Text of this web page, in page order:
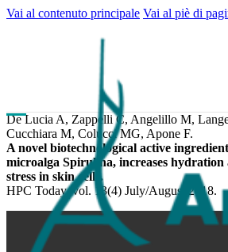
Vai al contenuto principale Vai al piè di
De Lucia A, Zappelli C, Angelillo M,
Cucchiara M, Colucci MG, Apone F.
A novel biotechnological active
microalga Spirulina, increases hydration
stress in skin cells.
HPC Today, vol. 13(4) July/August 2018.